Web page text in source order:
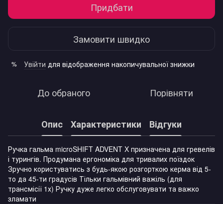
Придбати
Замовити швидко
% Увійти для відображення накопичувальної знижки
До обраного Порівняти
Опис Характеристики Відгуки
Ручка гальма microSHIFT ADVENT X призначена для гревелів
і турингів. Продумана ергономіка для тривалих поїздок
Зручно користуватись з будь-якою розгорткою керма від 5-
то да 45-ти градусів Тільки гальмівний важіль (для
трансмісії 1х) Ручку дуже легко обслуговувати та важко
зламати